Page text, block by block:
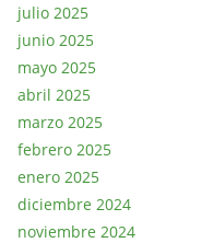
julio 2025
junio 2025
mayo 2025
abril 2025
marzo 2025
febrero 2025
enero 2025
diciembre 2024
noviembre 2024